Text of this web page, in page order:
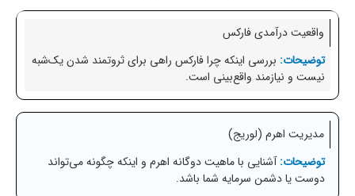
واقعیت درآمدی فارکس
بررسی اینکه چرا فارکس راهی برای ثروتمند شدن یک‌شبه
نیست و نیازمند واقع‌بینی است.
مدیریت اهرم (لوریج)
آشنایی با ماهیت دوگانه اهرم و اینکه چگونه می‌تواند
دوست یا دشمن سرمایه شما باشد.